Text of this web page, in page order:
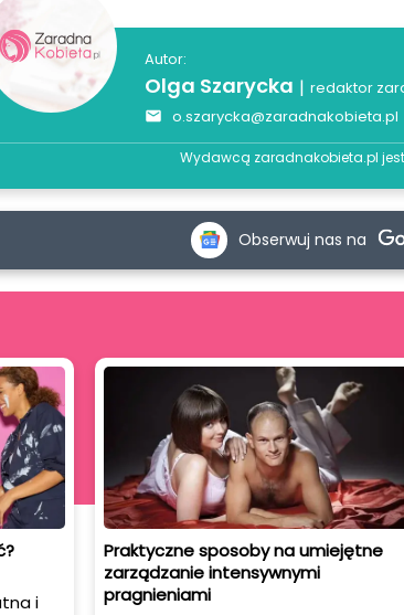
Autor:
Olga Szarycka | redaktor
o.szarycka@zaradnakobieta.pl
Wydawcą zaradnakobieta.pl jest
Obserwuj nas na
i
Praktyczne sposoby na umiejętne
zarządzanie intensywnymi
pragnieniami